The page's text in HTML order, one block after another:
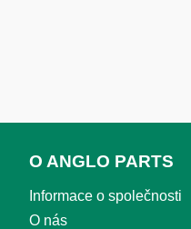
O ANGLO PARTS
Informace o společnosti
O nás